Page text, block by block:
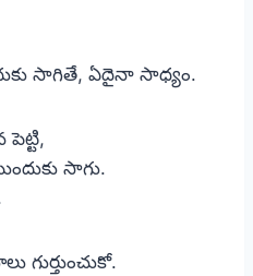
సాగితే, ఏదైనా సాధ్యం.
సాగు.
గుర్తుంచుకో.